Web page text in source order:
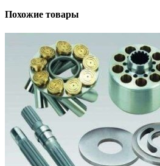
Похожие товары